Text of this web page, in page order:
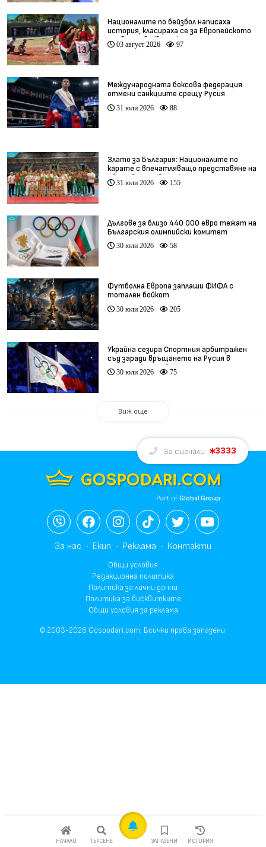
Националите по бейзбол написаха
история, класираха се за Европейското
първенство (видео)
03 август 2026 97
Международната боксова федерация
отмени санкциите срещу Русия
31 юли 2026 88
Злато за България: Националите по
карате с впечатляващо представяне на
Световното (видео)
31 юли 2026 155
Дългове за близо 440 000 евро тежат на
Българския олимпийски комитет
30 юли 2026 58
Футболна Европа заплаши ФИФА с
тотален бойкот
30 юли 2026 205
Украйна сезира Спортния арбитражен
съд заради връщането на Русия в
олимпийското движение
30 юли 2026 75
Виж още
НАЧАЛО ТЪРСЕНЕ ЗАПАЗЕНИ ИСТОРИЯ
За сигнали: 3333
Part ofGlobal Group
За нас Екип Реклама Контакти
Общи условия
Редакционна политика
Политика за лични данни
Политика за бисквитките
Общи условия за реклама
© 2003-2026 Gospodari.com, Всички права запазени.